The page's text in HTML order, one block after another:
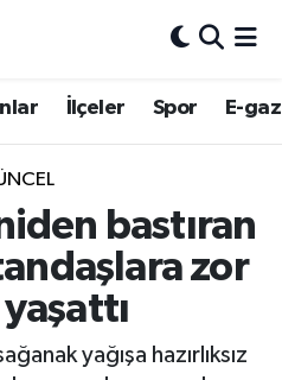
İlçeler Spor E-
bastıran
zor
yağışa hazırlıksız
ve Fikstür